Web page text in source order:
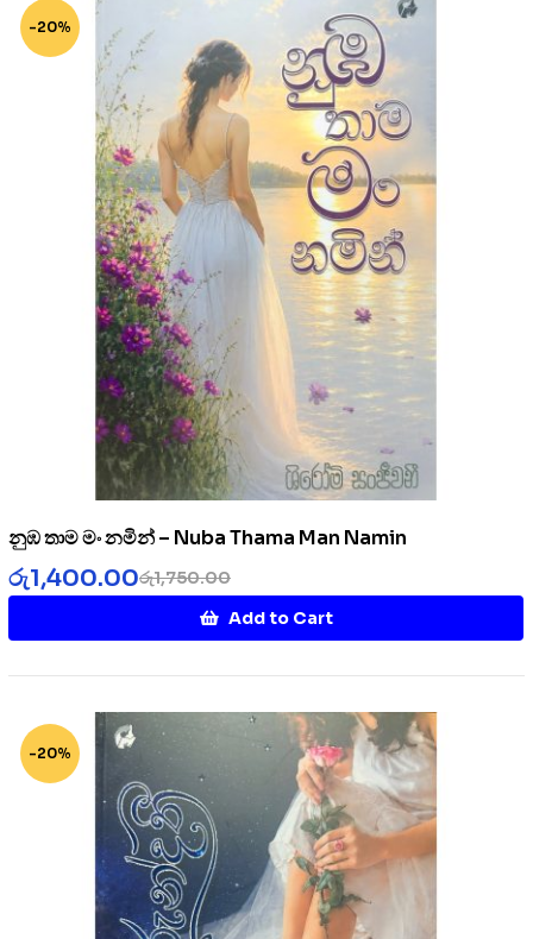
-20%
නුඹ තාම මං නමින් – Nuba Thama Man Namin
රු1,750.00
රු1,400.00
Add to Cart
-20%